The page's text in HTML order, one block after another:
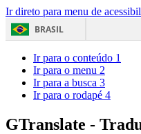
Ir direto para menu de
BRASIL
Ir para o conteúdo 1
Ir para o menu 2
Ir para a busca 3
Ir para o rodapé 4
GTranslate -